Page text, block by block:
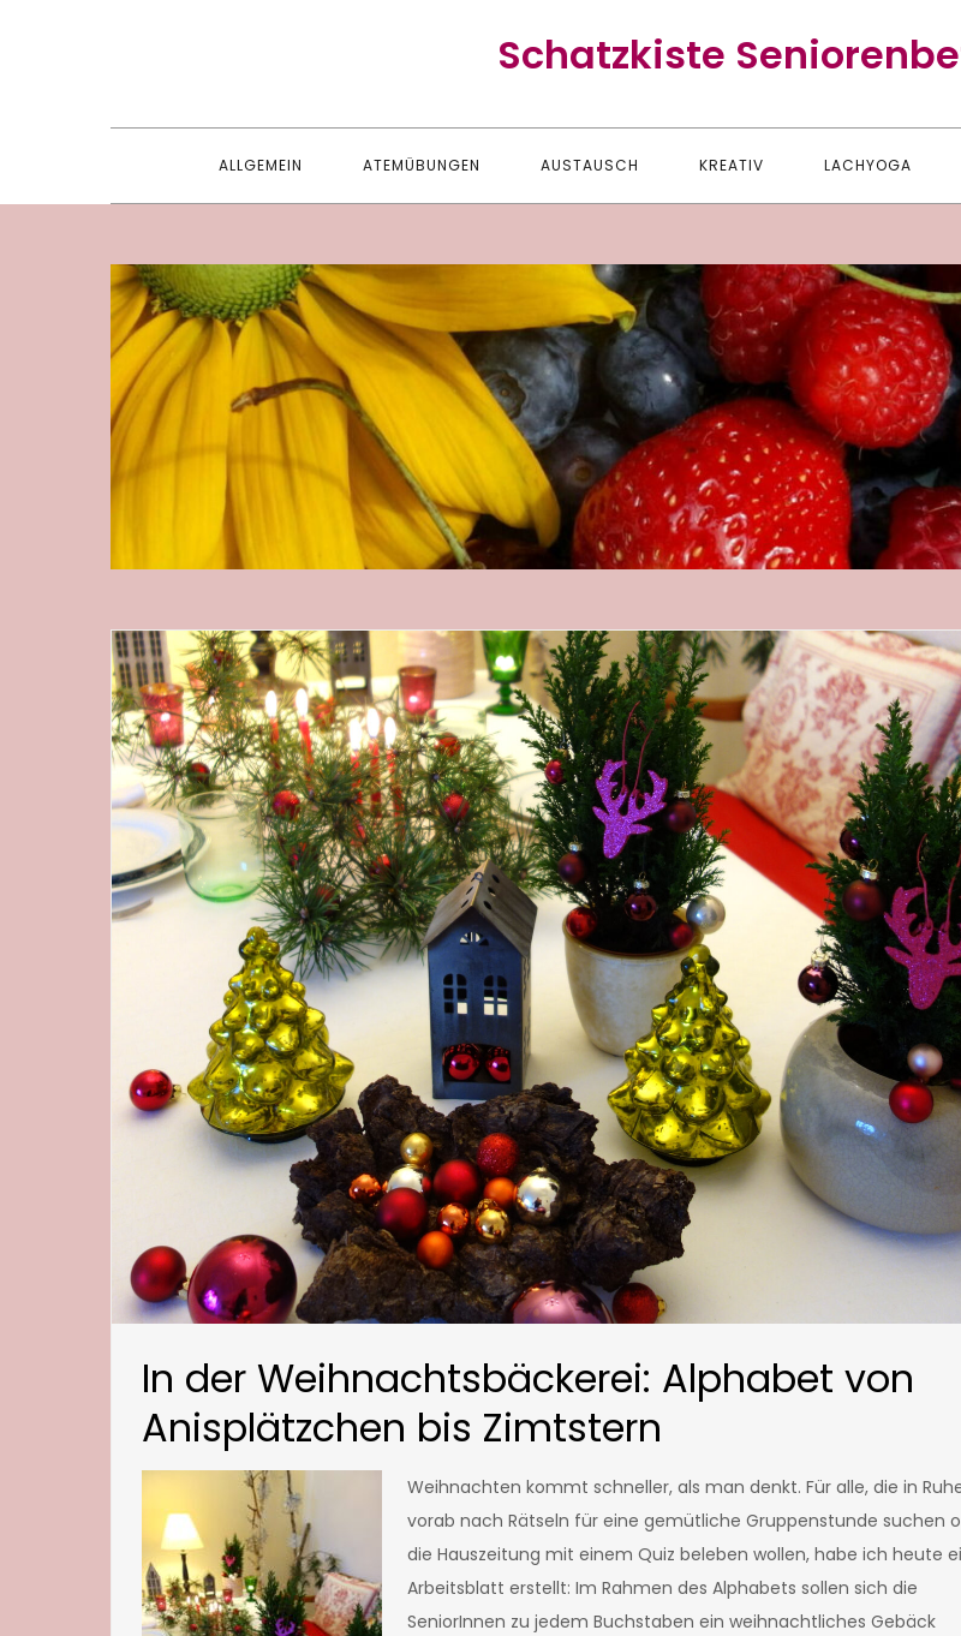
Schatzkiste
ALLGEMEIN ATEMÜBUNGEN AUSTAUSCH KREATIV LACHYOGA
In der Weihnachtsbäckerei: Alphabet von
Anisplätzchen bis Zimtstern
Weihnachten kommt schneller, als man denkt. Für alle, die in
vorab nach Rätseln für eine gemütliche Gruppenstunde suchen
die Hauszeitung mit einem Quiz beleben wollen, habe ich heute
Arbeitsblatt erstellt: Im Rahmen des Alphabets sollen sich die
SeniorInnen zu jedem Buchstaben ein weihnachtliches Gebäck